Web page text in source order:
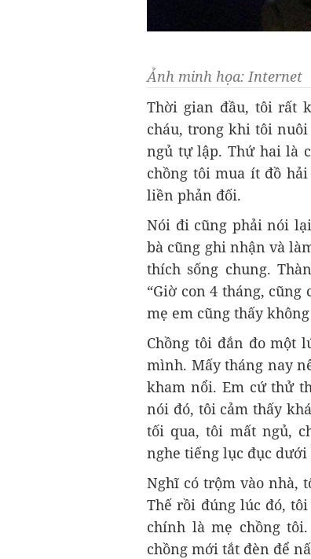
Ảnh minh họa: Internet
Thời gian đầu, tôi rất
cháu, trong khi tôi
ngủ tự lập. Thứ hai là
chồng tôi mua ít đồ
liền phản đối.
Nói đi cũng phải nói
bà cũng ghi nhận và
thích sống chung.
“Giờ con 4 tháng,
mẹ em cũng thấy
Chồng tôi đắn đo một
mình. Mấy tháng nay
kham nổi. Em cứ thử
nói đó, tôi cảm thấy
tối qua, tôi mất ngủ,
nghe tiếng lục đục dưới
Nghĩ có trộm vào nhà,
Thế rồi đúng lúc đó,
chính là mẹ chồng
chồng mới tắt đèn để